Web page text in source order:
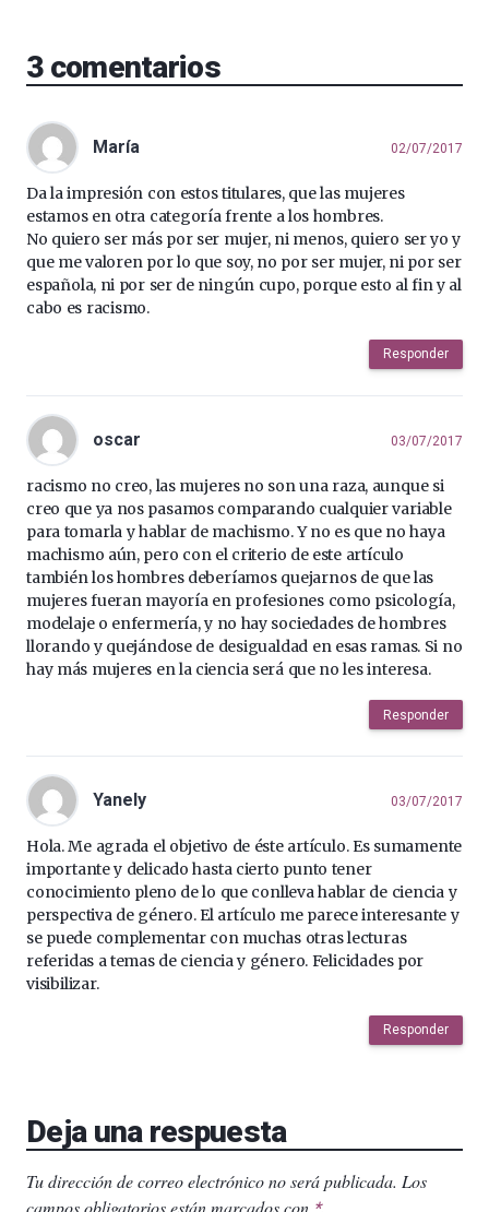
3comentarios
María 02/07/2017
Da la impresión con estos titulares, que las mujeres
estamos en otra categoría frente a los hombres.
No quiero ser más por ser mujer, ni menos, quiero ser yo y
que me valoren por lo que soy, no por ser mujer, ni por ser
española, ni por ser de ningún cupo, porque esto al fin y al
cabo es racismo.
Responder
oscar 03/07/2017
racismo no creo, las mujeres no son una raza, aunque si
creo que ya nos pasamos comparando cualquier variable
para tomarla y hablar de machismo. Y no es que no haya
machismo aún, pero con el criterio de este artículo
también los hombres deberíamos quejarnos de que las
mujeres fueran mayoría en profesiones como psicología,
modelaje o enfermería, y no hay sociedades de hombres
llorando y quejándose de desigualdad en esas ramas. Si no
hay más mujeres en la ciencia será que no les interesa.
Responder
Yanely 03/07/2017
Hola. Me agrada el objetivo de éste artículo. Es sumamente
importante y delicado hasta cierto punto tener
conocimiento pleno de lo que conlleva hablar de ciencia y
perspectiva de género. El artículo me parece interesante y
se puede complementar con muchas otras lecturas
referidas a temas de ciencia y género. Felicidades por
visibilizar.
Responder
Deja una respuesta
Tu dirección de correo electrónico no será publicada. Los
campos obligatorios están marcados con *.